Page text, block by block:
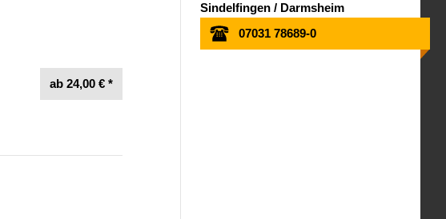
ab 24,00 € *
Sindelfingen / Darmsheim
07031 78689-0